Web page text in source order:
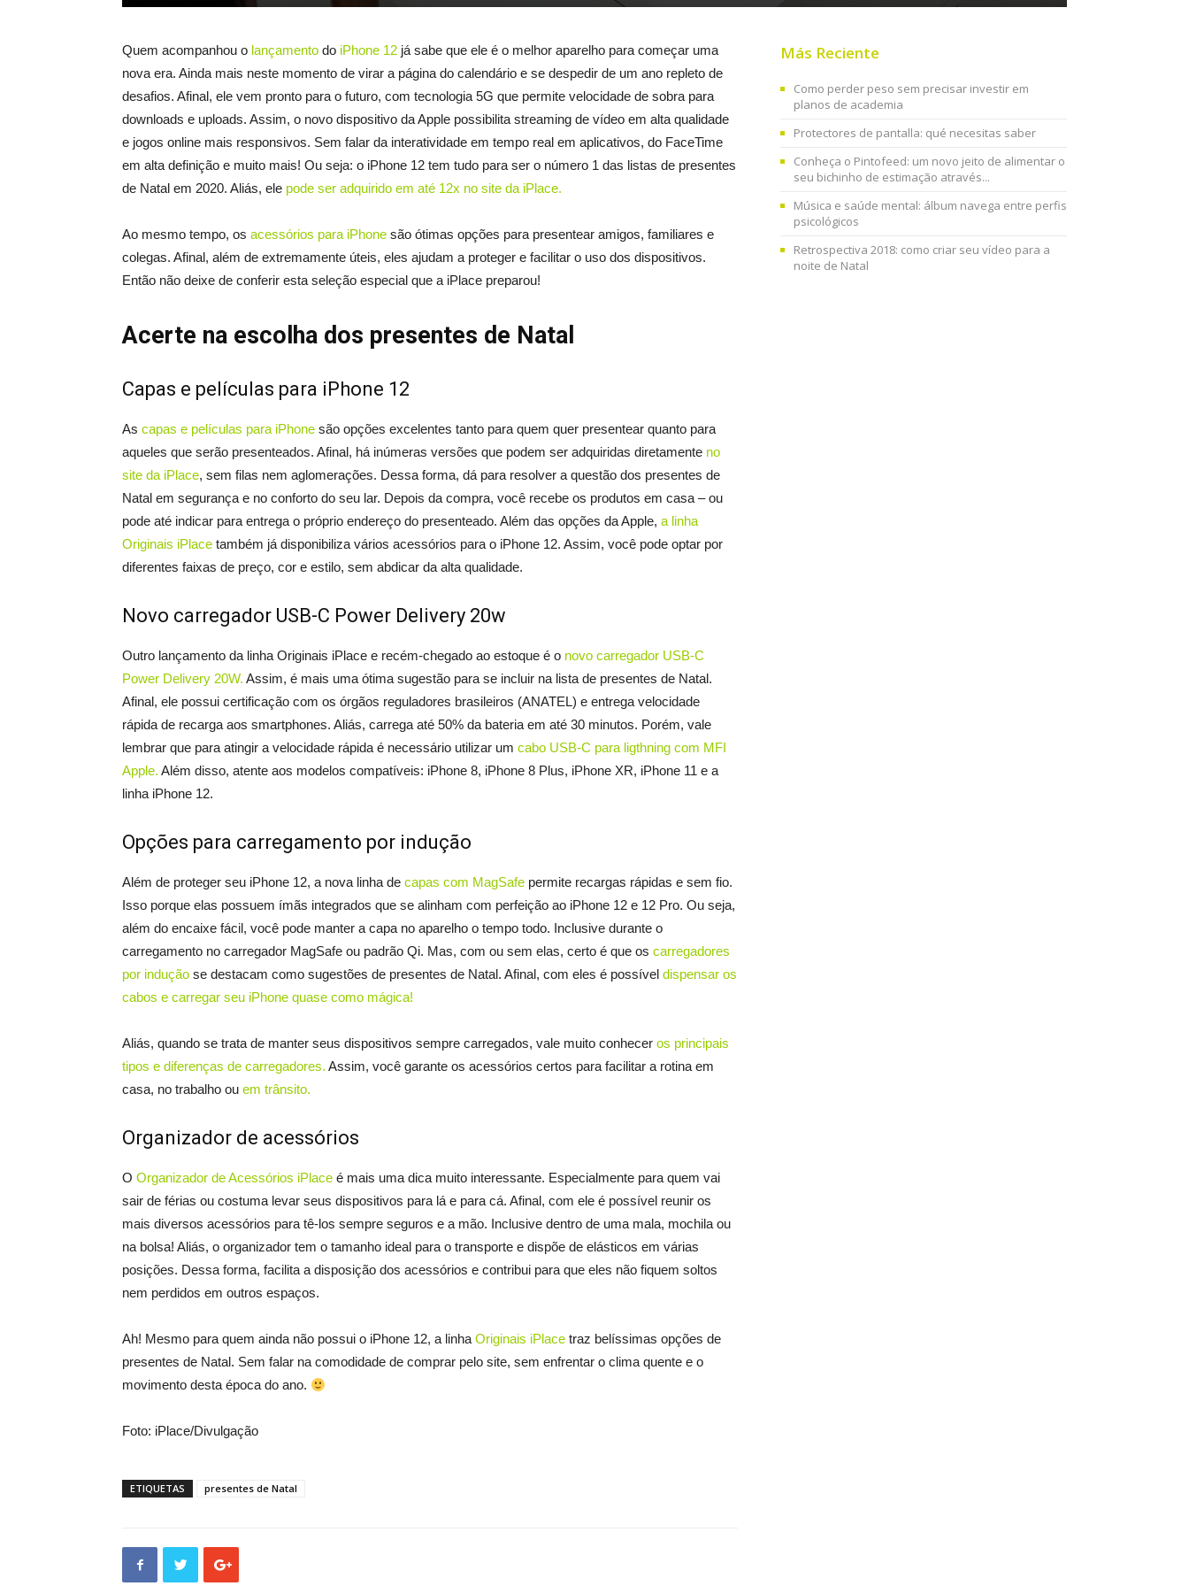
Quem acompanhou o lançamento do iPhone 12 já sabe que ele é o melhor aparelho para começar uma
nova era. Ainda mais neste momento de virar a página do calendário e se despedir de um ano repleto de
desafios. Afinal, ele vem pronto para o futuro, com tecnologia 5G que permite velocidade de sobra para
downloads e uploads. Assim, o novo dispositivo da Apple possibilita streaming de vídeo em alta qualidade
e jogos online mais responsivos. Sem falar da interatividade em tempo real em aplicativos, do FaceTime
em alta definição e muito mais! Ou seja: o iPhone 12 tem tudo para ser o número 1 das listas de presentes
de Natal em 2020. Aliás, ele pode ser adquirido em até 12x no site da iPlace.
Ao mesmo tempo, os acessórios para iPhone são ótimas opções para presentear amigos, familiares e
colegas. Afinal, além de extremamente úteis, eles ajudam a proteger e facilitar o uso dos dispositivos.
Então não deixe de conferir esta seleção especial que a iPlace preparou!
Acerte na escolha dos presentes de Natal
Capas e películas para iPhone 12
As capas e películas para iPhone são opções excelentes tanto para quem quer presentear quanto para
aqueles que serão presenteados. Afinal, há inúmeras versões que podem ser adquiridas diretamente no
site da iPlace, sem filas nem aglomerações. Dessa forma, dá para resolver a questão dos presentes de
Natal em segurança e no conforto do seu lar. Depois da compra, você recebe os produtos em casa – ou
pode até indicar para entrega o próprio endereço do presenteado. Além das opções da Apple, a linha
Originais iPlace também já disponibiliza vários acessórios para o iPhone 12. Assim, você pode optar por
diferentes faixas de preço, cor e estilo, sem abdicar da alta qualidade.
Novo carregador USB-C Power Delivery 20w
Outro lançamento da linha Originais iPlace e recém-chegado ao estoque é o novo carregador USB-C
Power Delivery 20W. Assim, é mais uma ótima sugestão para se incluir na lista de presentes de Natal.
Afinal, ele possui certificação com os órgãos reguladores brasileiros (ANATEL) e entrega velocidade
rápida de recarga aos smartphones. Aliás, carrega até 50% da bateria em até 30 minutos. Porém, vale
lembrar que para atingir a velocidade rápida é necessário utilizar um cabo USB-C para ligthning com MFI
Apple. Além disso, atente aos modelos compatíveis: iPhone 8, iPhone 8 Plus, iPhone XR, iPhone 11 e a
linha iPhone 12.
Opções para carregamento por indução
Além de proteger seu iPhone 12, a nova linha de capas com MagSafe permite recargas rápidas e sem fio.
Isso porque elas possuem ímãs integrados que se alinham com perfeição ao iPhone 12 e 12 Pro. Ou seja,
além do encaixe fácil, você pode manter a capa no aparelho o tempo todo. Inclusive durante o
carregamento no carregador MagSafe ou padrão Qi. Mas, com ou sem elas, certo é que os carregadores
por indução se destacam como sugestões de presentes de Natal. Afinal, com eles é possível dispensar os
cabos e carregar seu iPhone quase como mágica!
Aliás, quando se trata de manter seus dispositivos sempre carregados, vale muito conhecer os principais
tipos e diferenças de carregadores. Assim, você garante os acessórios certos para facilitar a rotina em
casa, no trabalho ou em trânsito.
Organizador de acessórios
O Organizador de Acessórios iPlace é mais uma dica muito interessante. Especialmente para quem vai
sair de férias ou costuma levar seus dispositivos para lá e para cá. Afinal, com ele é possível reunir os
mais diversos acessórios para tê-los sempre seguros e a mão. Inclusive dentro de uma mala, mochila ou
na bolsa! Aliás, o organizador tem o tamanho ideal para o transporte e dispõe de elásticos em várias
posições. Dessa forma, facilita a disposição dos acessórios e contribui para que eles não fiquem soltos
nem perdidos em outros espaços.
Ah! Mesmo para quem ainda não possui o iPhone 12, a linha Originais iPlace traz belíssimas opções de
presentes de Natal. Sem falar na comodidade de comprar pelo site, sem enfrentar o clima quente e o
movimento desta época do ano.
Foto: iPlace/Divulgação
ETIQUETAS presentes de Natal
Más Reciente
Como perder peso sem precisar investir em
planos de academia
Protectores de pantalla: qué necesitas saber
Conheça o Pintofeed: um novo jeito de alimentar o
seu bichinho de estimação através...
Música e saúde mental: álbum navega entre perfis
psicológicos
Retrospectiva 2018: como criar seu vídeo para a
noite de Natal